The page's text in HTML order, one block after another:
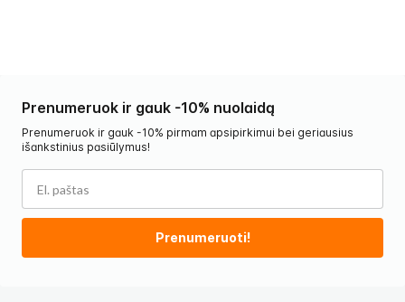
Prenumeruok ir gauk -10% nuolaidą
Prenumeruok ir gauk -10% pirmam apsipirkimui bei geriausius
išankstinius pasiūlymus!
Prenumeruoti!